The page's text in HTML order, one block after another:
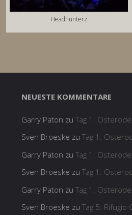
Headhunterz
NEUESTE KOMMENTARE
Garry Paton zu Tag 1:
Sven Broeske zu Tag 1:
Garry Paton zu Tag 1:
Sven Broeske zu Tag 1:
Garry Paton zu Tag 1:
Sven Broeske zu Tag 5: Rifugio